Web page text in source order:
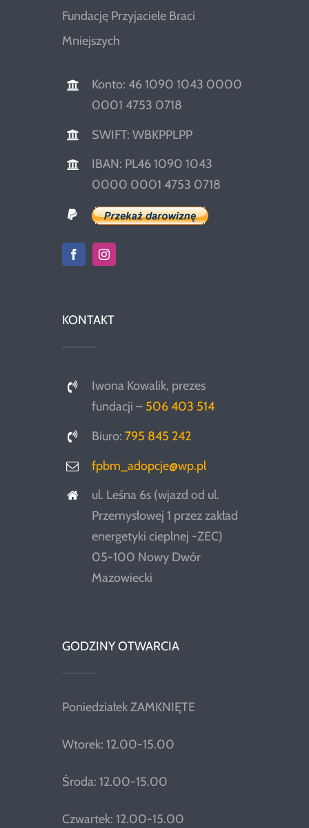
Fundację Przyjaciele Braci
Mniejszych
Konto: 46 1090 1043 0000
0001 4753 0718
SWIFT: WBKPPLPP
IBAN: PL46 1090 1043
0000 0001 4753 0718
KONTAKT
Iwona Kowalik, prezes
fundacji – 506 403 514
Biuro:795 845 242
fpbm_adopcje@wp.pl
ul. Leśna 6s (wjazd od ul.
Przemysłowej 1 przez zakład
energetyki cieplnej -ZEC)
05-100 Nowy Dwór
Mazowiecki
GODZINY OTWARCIA
Poniedziałek ZAMKNIĘTE
Wtorek: 12.00-15.00
Środa: 12.00-15.00
Czwartek: 12.00-15.00